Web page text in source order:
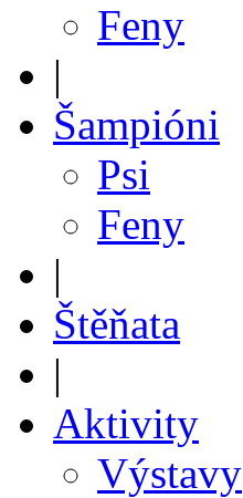
Feny
|
Šampióni
Psi
Feny
|
Štěňata
|
Aktivity
Výstavy